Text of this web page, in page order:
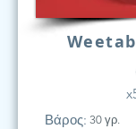
Βάρος: 30 γρ.